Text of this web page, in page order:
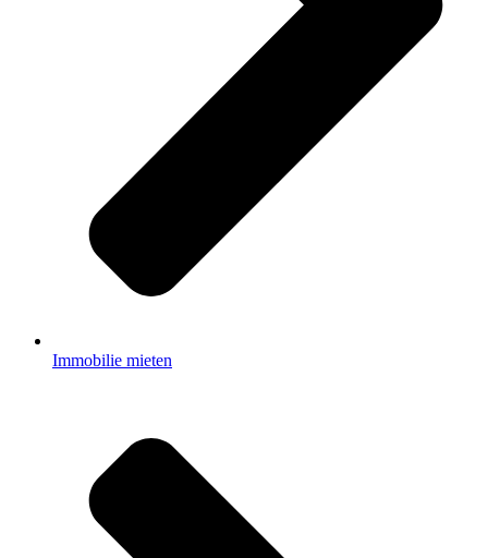
Immobilie mieten